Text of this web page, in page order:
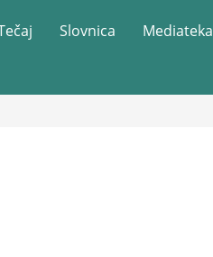
Slovnica Mediateka